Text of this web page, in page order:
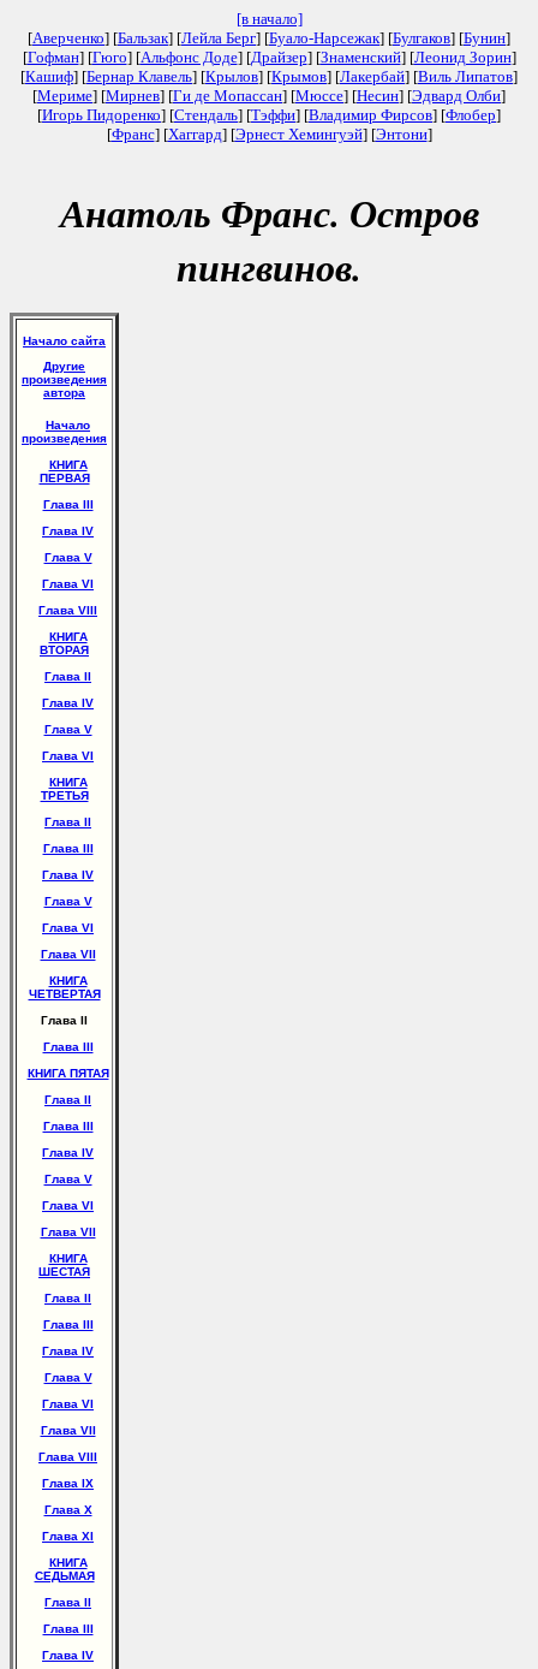
[в начало]
[Аверченко] [Бальзак] [Лейла Берг] [Буало-Нарсежак] [Булгаков] [Бунин]
[Гофман] [Гюго] [Альфонс Доде] [Драйзер] [Знаменский] [Леонид Зорин]
[Кашиф] [Бернар Клавель] [Крылов] [Крымов] [Лакербай] [Виль Липатов]
[Мериме] [Мирнев] [Ги де Мопассан] [Мюссе] [Несин] [Эдвард Олби]
[Игорь Пидоренко] [Стендаль] [Тэффи] [Владимир Фирсов] [Флобер]
[Франс] [Хаггард] [Эрнест Хемингуэй] [Энтони]
Анатоль Франс. Остров
пингвинов.
Начало сайта
Другие
произведения
автора
Начало
произведения
КНИГА
ПЕРВАЯ
Глава III
Глава IV
Глава V
Глава VI
Глава VIII
КНИГА
ВТОРАЯ
Глава II
Глава IV
Глава V
Глава VI
КНИГА
ТРЕТЬЯ
Глава II
Глава III
Глава IV
Глава V
Глава VI
Глава VII
КНИГА
ЧЕТВЕРТАЯ
Глава II
Глава III
КНИГА ПЯТАЯ
Глава II
Глава III
Глава IV
Глава V
Глава VI
Глава VII
КНИГА
ШЕСТАЯ
Глава II
Глава III
Глава IV
Глава V
Глава VI
Глава VII
Глава VIII
Глава IX
Глава X
Глава XI
КНИГА
СЕДЬМАЯ
Глава II
Глава III
Глава IV